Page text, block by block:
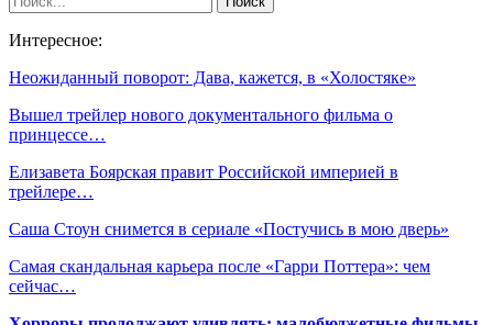
Интересное:
Неожиданный поворот: Дава, кажется, в «Холостяке»
Вышел трейлер нового документального фильма о
принцессе…
Елизавета Боярская правит Российской империей в
трейлере…
Саша Стоун снимется в сериале «Постучись в мою дверь»
Самая скандальная карьера после «Гарри Поттера»: чем
сейчас…